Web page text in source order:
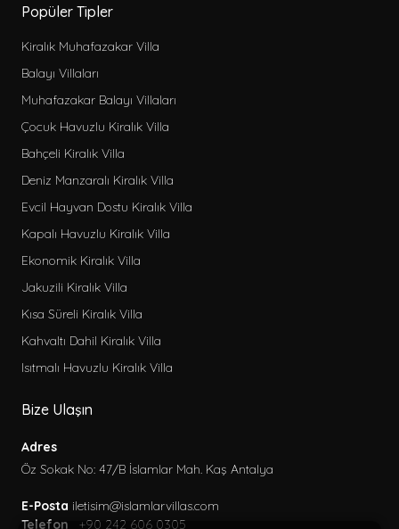
Popüler Tipler
Kiralık Muhafazakar Villa
Balayı Villaları
Muhafazakar Balayı Villaları
Çocuk Havuzlu Kiralık Villa
Bahçeli Kiralık Villa
Deniz Manzaralı Kiralık Villa
Evcil Hayvan Dostu Kiralık Villa
Kapalı Havuzlu Kiralık Villa
Ekonomik Kiralık Villa
Jakuzili Kiralık Villa
Kısa Süreli Kiralık Villa
Kahvaltı Dahil Kiralık Villa
Isıtmalı Havuzlu Kiralık Villa
Bize Ulaşın
Adres
Öz Sokak No: 47/B İslamlar Mah. Kaş Antalya
E-Posta iletisim@islamlarvillas.com
Telefon
+90 242 606 0305